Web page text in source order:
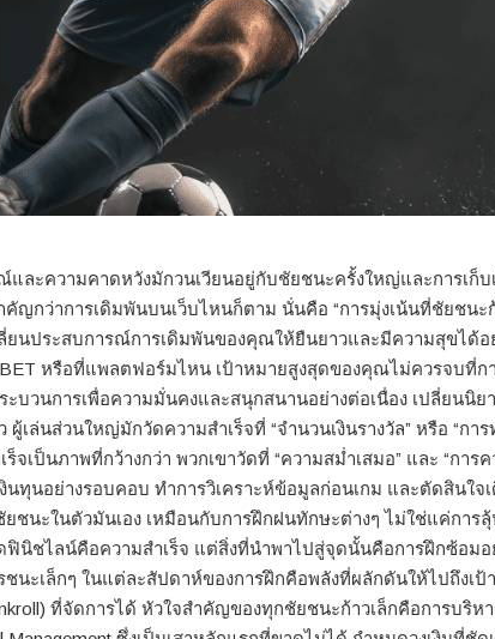
ละความคาดหวังมักวนเวียนอยู่กับชัยชนะครั้งใหญ่และการเก็บ
ญกว่าการเดิมพันบนเว็บไหนก็ตาม นั่นคือ “การมุ่งเน้นที่ชัยชนะ
ยนประสบการณ์การเดิมพันของคุณให้ยืนยาวและมีความสุขได้อ
หรือที่แพลตฟอร์มไหน เป้าหมายสูงสุดของคุณไม่ควรจบที่ก
บวนการเพื่อความมั่นคงและสนุกสนานอย่างต่อเนื่อง เปลี่ยนนิยา
ผู้เล่นส่วนใหญ่มักวัดความสำเร็จที่ “จำนวนเงินรางวัล” หรือ “กา
เป็นภาพที่กว้างกว่า พวกเขาวัดที่ “ความสม่ำเสมอ” และ “การ
นทุนอย่างรอบคอบ ทำการวิเคราะห์ข้อมูลก่อนเกม และตัดสินใจ
ชนะในตัวมันเอง เหมือนกับการฝึกฝนทักษะต่างๆ ไม่ใช่แค่การลุ้
ฟินิชไลน์คือความสำเร็จ แต่สิ่งที่นำพาไปสู่จุดนั้นคือการฝึกซ้อมอ
นะเล็กๆ ในแต่ละสัปดาห์ของการฝึกคือพลังที่ผลักดันให้ไปถึงเ
ที่จัดการได้ หัวใจสำคัญของทุกชัยชนะก้าวเล็กคือการบริหา